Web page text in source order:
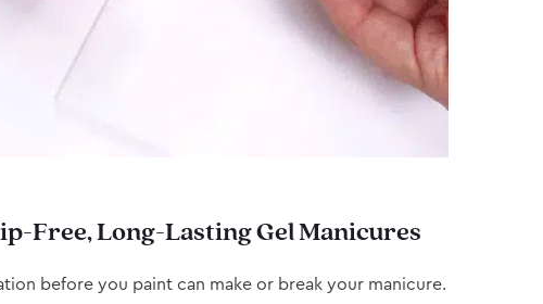
Free, Long-Lasting Gel Manicures
before you paint can make or break your manicure.